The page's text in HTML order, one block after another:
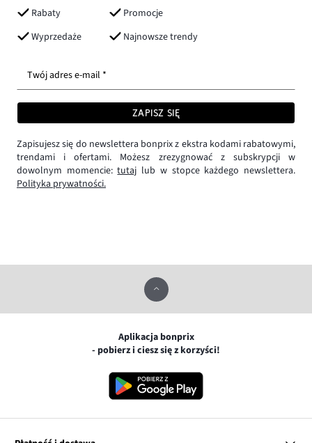
Rabaty
Promocje
Wyprzedaże
Najnowsze trendy
Twój adres e-mail *
ZAPISZ SIĘ
Zapisujesz się do newslettera bonprix z ekstra kodami rabatowymi,
trendami i ofertami. Możesz zrezygnować z subskrypcji w
dowolnym momencie:tutaj lub w stopce każdego newslettera.
Polityka prywatności.
Aplikacja bonprix
- pobierz i ciesz się z korzyści!